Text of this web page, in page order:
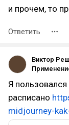
и прочем, то
Ответить
Виктор
Я
расписано
midjourney-